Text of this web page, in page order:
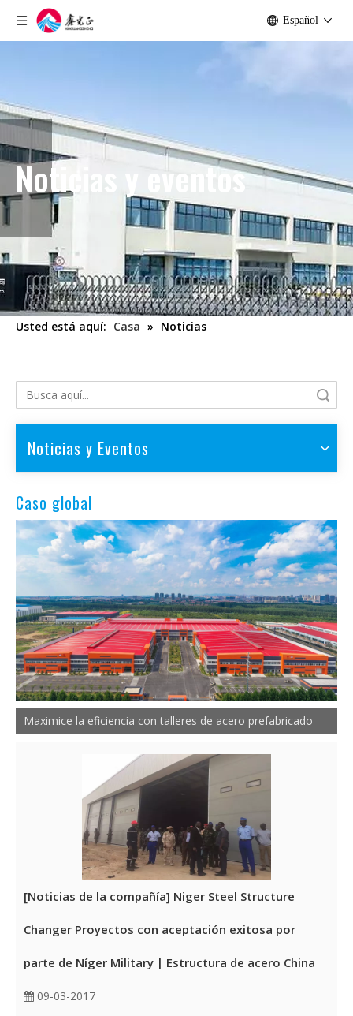
Español
Noticias y eventos
Usted está aquí: Casa » Noticias
Noticias y Eventos
Caso global
Maximice la eficiencia con talleres de acero prefabricado
[Noticias de la compañía] Niger Steel Structure
Changer Proyectos con aceptación exitosa por
parte de Níger Military | Estructura de acero China
09-03-2017